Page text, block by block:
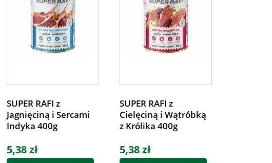
SUPER RAFI z
Jagnięciną i Sercami
Indyka 400g
5,38 zł
SUPER RAFI z
Cielęciną i Wątróbką
z Królika 400g
5,38 zł